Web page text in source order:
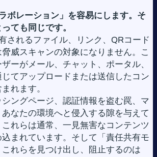
ボレーション」を容易にします。そ
ても同じです。
されるファイル、リンク、QRコード
威スキャンの対象になりません。こ
ーがメール、チャット、ポータル、
てアップロードまたは送信したコン
れます。
ングページ、認証情報を盗む罠、マ
なたの環境へと侵入する隙を与えて
れらは通常、一見無害なコンテンツ
まれています。そして「責任共有モ
れらを見つけ出し、阻止するのは